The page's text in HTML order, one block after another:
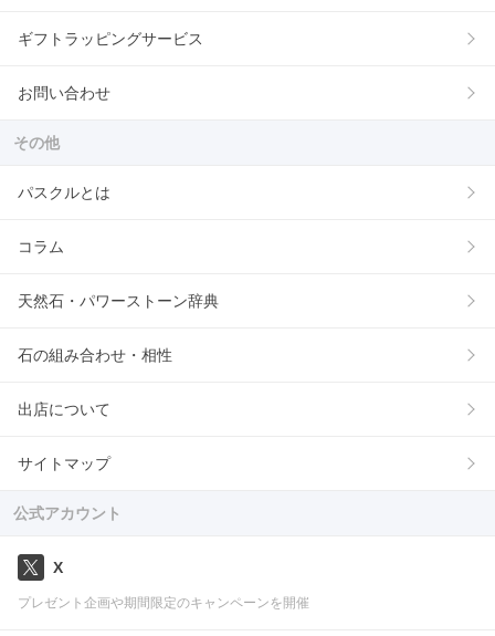
ギフトラッピングサービス
お問い合わせ
その他
パスクルとは
コラム
天然石・パワーストーン辞典
石の組み合わせ・相性
出店について
サイトマップ
公式アカウント
X
プレゼント企画や期間限定のキャンペーンを開催